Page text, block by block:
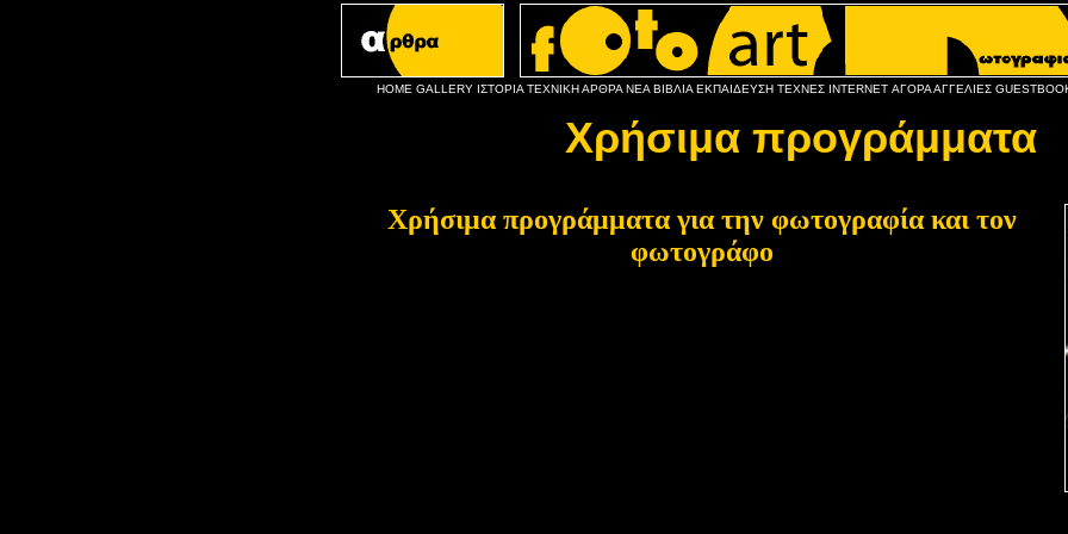
HOME GALLERY ΙΣΤΟΡΙΑ ΤΕΧΝΙΚΗΑΡΘΡΑ ΝΕΑ ΒΙΒΛΙΑ ΕΚΠΑΙΔΕΥΣΗ ΤΕΧΝΕΣ INTERNET ΑΓΟΡΑΑΓΓΕΛΙΕΣ
Χρήσιμα προγράμματα
Χρήσιμα προγράμματα για την φωτογραφία και τον
φωτογράφο